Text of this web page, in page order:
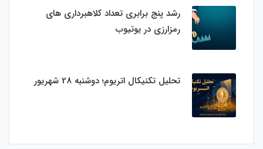
رشد پنج برابری تعداد کلاهبرداری های
رمزارزی در یوتیوب
تحلیل تکنیکال اتریوم؛ دوشنبه 28 شهریور